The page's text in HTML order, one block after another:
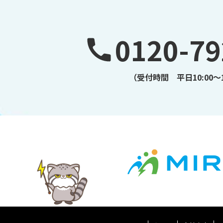
0120-
（受付時間 平日10:00～